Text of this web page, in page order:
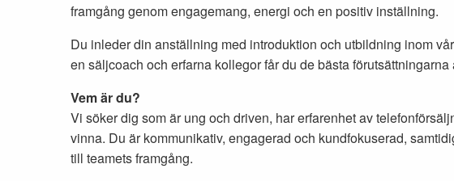
framgång genom engagemang, energi och en positiv inställning.
Du inleder din anställning med introduktion och utbildning inom
en säljcoach och erfarna kollegor får du de bästa
Vem är du?
Vi söker dig som är ung och driven, har erfarenhet av
vinna. Du är kommunikativ, engagerad och kundfokuserad,
till teamets framgång.